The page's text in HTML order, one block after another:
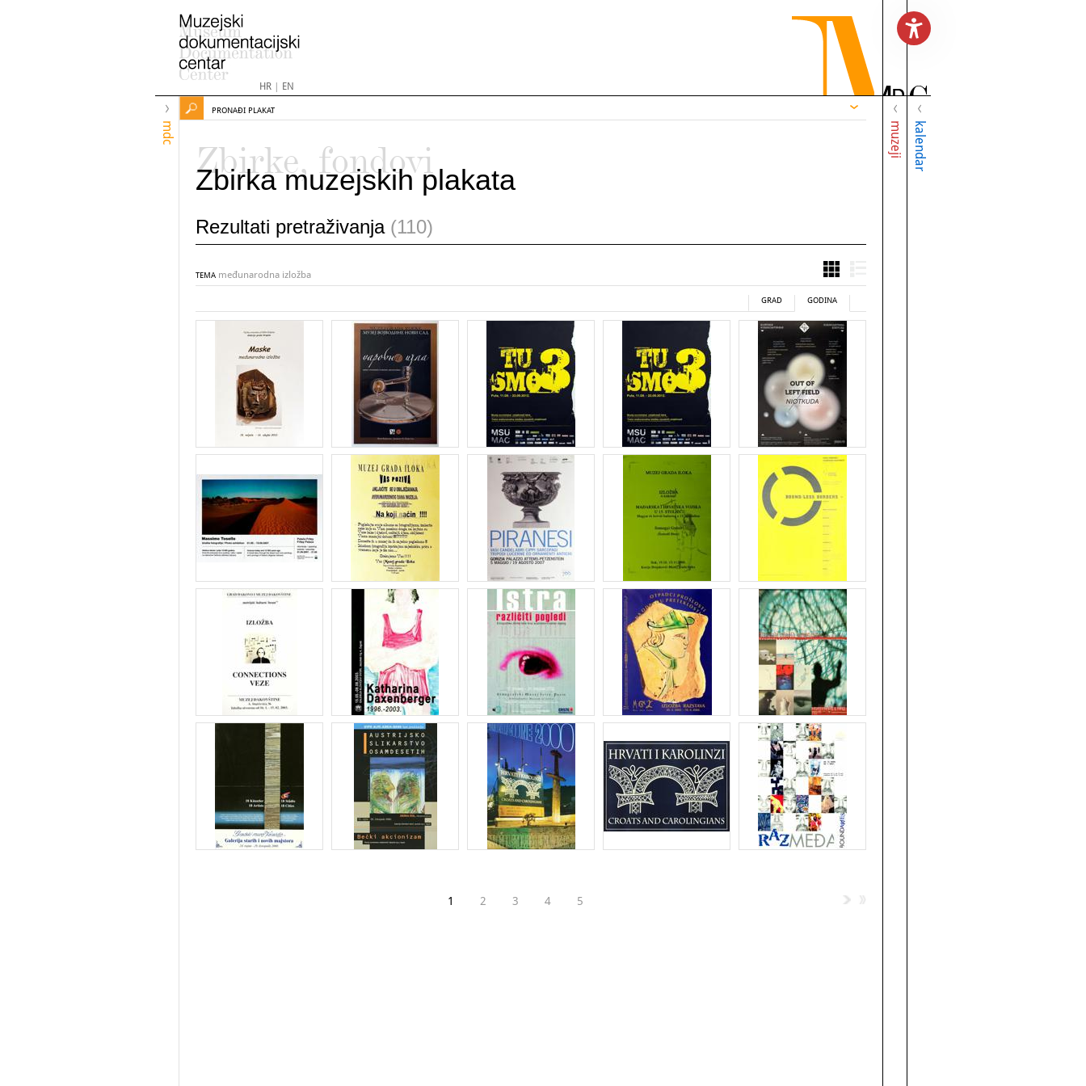
HR| EN
mdc muzeji kalendar
PRONAĐI PLAKAT
Zbirke, fondovi
Zbirka muzejskih plakata
Rezultati pretraživanja (110)
TEMA međunarodna izložba
GRAD GODINA
1 2 3 4 5